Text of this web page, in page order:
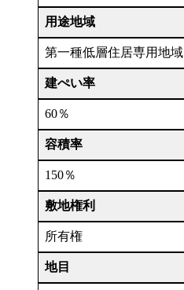
用途地域
第一種低層住居専用地域
建ぺい率
60％
容積率
150％
敷地権利
所有権
地目